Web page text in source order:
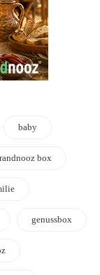
baby
box
genussbox